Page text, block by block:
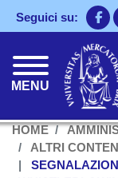
Seguici su:
MENU
HOME
ALTRI